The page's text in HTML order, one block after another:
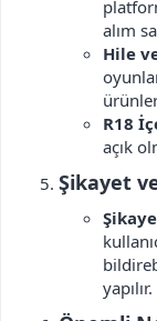
alım
Hile
R18
açık
Şikayet
yapılır.